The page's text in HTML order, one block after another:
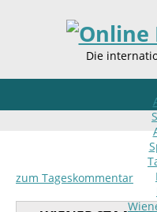
Die
zum Tageskommentar